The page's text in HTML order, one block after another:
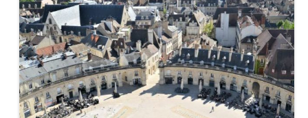
e
b
o
o
k